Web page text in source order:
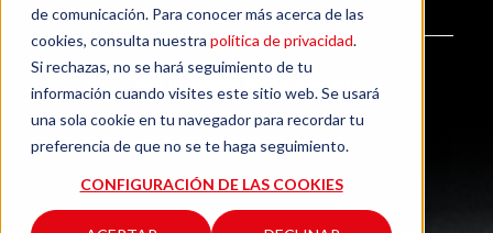
de comunicación. Para conocer más acerca de las
cookies, consulta nuestra política de privacidad.
Si rechazas, no se hará seguimiento de tu
información cuando visites este sitio web. Se usará
una sola cookie en tu navegador para recordar tu
preferencia de que no se te haga seguimiento.
CONFIGURACIÓN DE LAS COOKIES
Vea nuestras fotos y vídeos